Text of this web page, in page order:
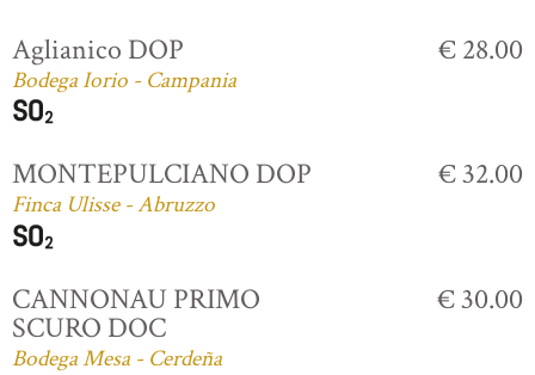
Aglianico DOP
Bodega Iorio - Campania
€ 28.00
MONTEPULCIANO DOP
Finca Ulisse - Abruzzo
€ 32.00
CANNONAU PRIMO
SCURO DOC
Bodega Mesa - Cerdeña
€ 30.00